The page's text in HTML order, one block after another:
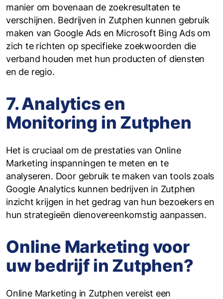
manier om bovenaan de zoekresultaten te
verschijnen. Bedrijven in Zutphen kunnen gebruik
maken van Google Ads en Microsoft Bing Ads om
zich te richten op specifieke zoekwoorden die
verband houden met hun producten of diensten
en de regio.
7. Analytics en
Monitoring in Zutphen
Het is cruciaal om de prestaties van Online
Marketing inspanningen te meten en te
analyseren. Door gebruik te maken van tools zoals
Google Analytics kunnen bedrijven in Zutphen
inzicht krijgen in het gedrag van hun bezoekers en
hun strategieën dienovereenkomstig aanpassen.
Online Marketing voor
uw bedrijf in Zutphen?
Online Marketing in Zutphen vereist een